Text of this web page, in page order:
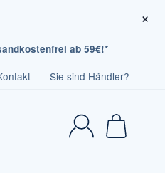
×
ab 59€!*
Sie sind Händler?